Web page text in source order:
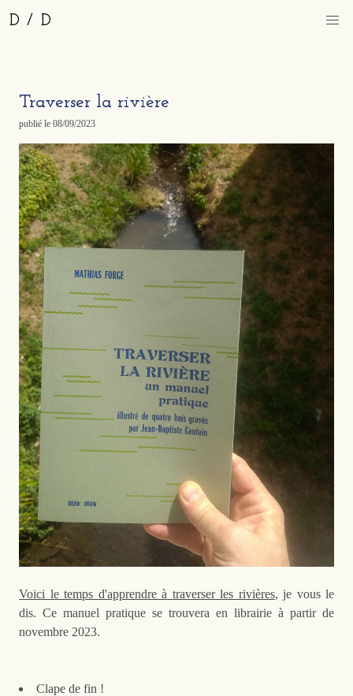
D / D
Traverser la rivière
publié le 08/09/2023
Voici le temps d'apprendre à traverser les rivières, je vous le
dis. Ce manuel pratique se trouvera en librairie à partir de
novembre 2023.
Clape de fin !